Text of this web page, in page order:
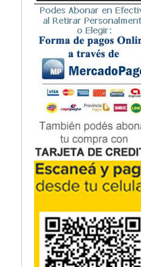
Microbiología
Nefrología
Neonatología / Pediatría
Neumología
Neuroanatomía / Neurociencia
Neurocirugía
Neurología
Nutrición
Odontología
Oftalmología
Oncología / Cuidados Paliativos
Ortopedía / Traumatología
Osteopatía
Otorrinolaringología
Podología
Psicología
Psiquiatría
Química